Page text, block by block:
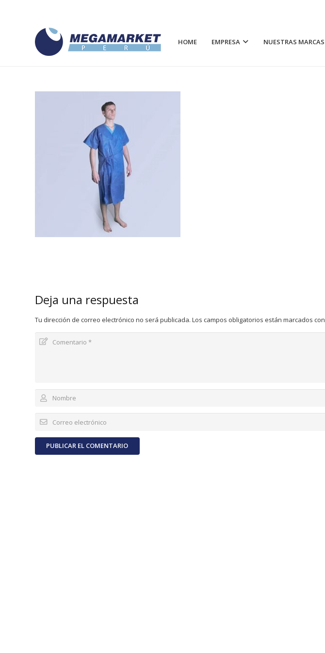
HOME EMPRESA NUESTRAS MARCAS
Deja una respuesta
Tu dirección de correo electrónico no será publicada. Los campos obligatorios están marcados con
PUBLICAR EL COMENTARIO